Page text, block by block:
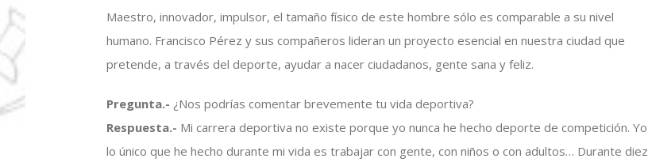
Maestro, innovador, impulsor, el tamaño físico de este hombre sólo es comparable a su nivel
humano. Francisco Pérez y sus compañeros lideran un proyecto esencial en nuestra ciudad que
pretende, a través del deporte, ayudar a nacer ciudadanos, gente sana y feliz.
Pregunta.- ¿Nos podrías comentar brevemente tu vida deportiva?
Respuesta.- Mi carrera deportiva no existe porque yo nunca he hecho deporte de competición. Yo
lo único que he hecho durante mi vida es trabajar con gente, con niños o con adultos… Durante diez